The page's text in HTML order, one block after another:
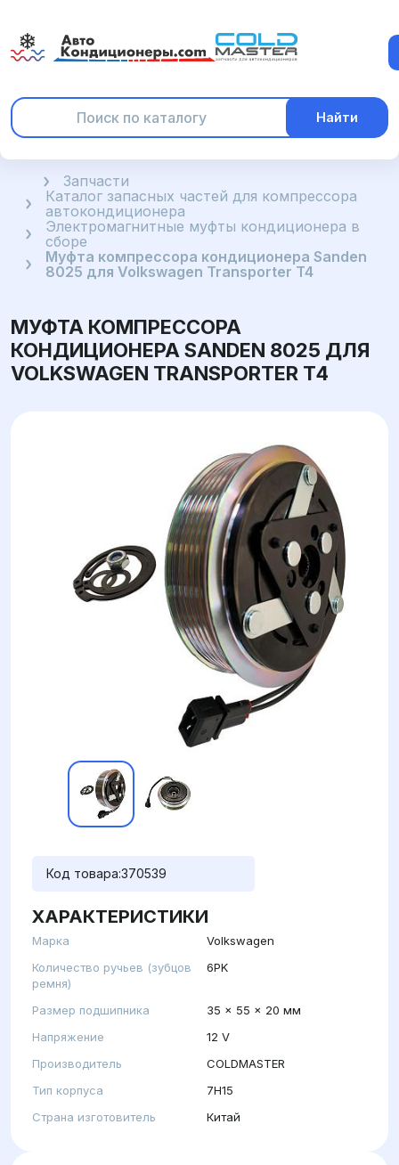
Найти
ГлавнаяЗапчасти
Каталог запасных частей для компрессора
автокондиционера
Электромагнитные муфты кондиционера в
сборе
Муфта компрессора кондиционера Sanden
8025 для Volkswagen Transporter T4
МУФТА КОМПРЕССОРА
КОНДИЦИОНЕРА SANDEN 8025 ДЛЯ
VOLKSWAGEN TRANSPORTER T4
Код товара:370539
ХАРАКТЕРИСТИКИ
Марка
Volkswagen
Количество ручьев (зубцов
ремня)
6PK
Размер подшипника
35 x 55 x 20 мм
Напряжение
12 V
Производитель
COLDMASTER
Тип корпуса
7H15
Страна изготовитель
Китай